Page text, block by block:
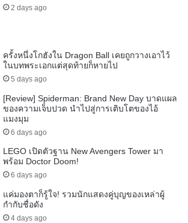
2 days ago
ครั้งหนึ่งโกฮังใน Dragon Ball เคยถูกวางเอาไว้
ในบทพระเอกแต่สุดท้ายก็หายไป
5 days ago
[Review] Spiderman: Brand New Day บาดแผล
ของความเจ็บปวด นำไปสู่การเติบโตของไอ้
แมงมุม
6 days ago
LEGO เปิดตัวฐาน New Avengers Tower มา
พร้อม Doctor Doom!
6 days ago
แค่มองตาก็รู้ใจ! รวมนักแสดงคู่บุญของเหล่าผู้
กำกับชื่อดัง
4 days ago